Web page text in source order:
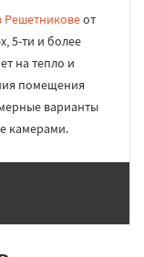
Решетниковеот
5-ти и более
на тепло и
помещения
варианты
камерами.